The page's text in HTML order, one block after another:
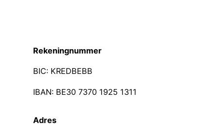
Rekeningnummer
BIC: KREDBEBB
IBAN: BE30 7370 1925 1311
Adres